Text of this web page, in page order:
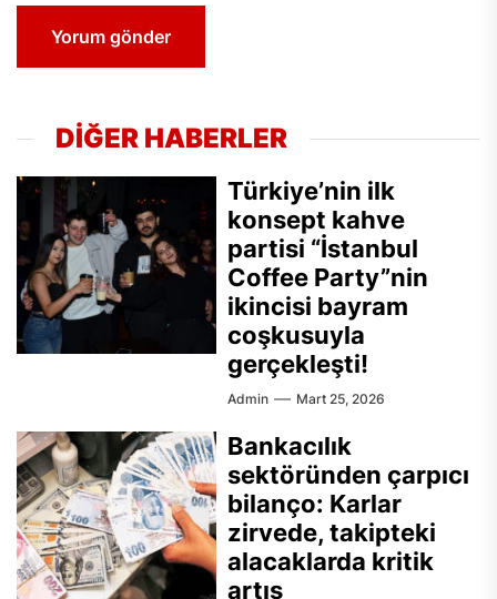
DİĞER HABERLER
Türkiye’nin ilk
konsept kahve
partisi “İstanbul
Coffee Party”nin
ikincisi bayram
coşkusuyla
gerçekleşti!
Admin Mart 25, 2026
Bankacılık
sektöründen çarpıcı
bilanço: Karlar
zirvede, takipteki
alacaklarda kritik
artış